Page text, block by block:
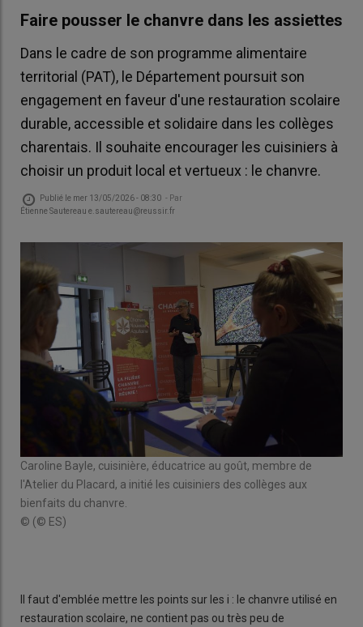
Faire pousser le chanvre dans les assiettes
Dans le cadre de son programme alimentaire
territorial (PAT), le Département poursuit son
engagement en faveur d'une restauration scolaire
durable, accessible et solidaire dans les collèges
charentais. Il souhaite encourager les cuisiniers à
choisir un produit local et vertueux : le chanvre.
Publié le mer 13/05/2026 - 08:30 - Par
Étienne Sautereau e.sautereau@reussir.fr
Caroline Bayle, cuisinière, éducatrice au goût, membre de
l'Atelier du Placard, a initié les cuisiniers des collèges aux
bienfaits du chanvre.
© (© ES)
Il faut d'emblée mettre les points sur les i : le chanvre utilisé en
restauration scolaire, ne contient pas ou très peu de